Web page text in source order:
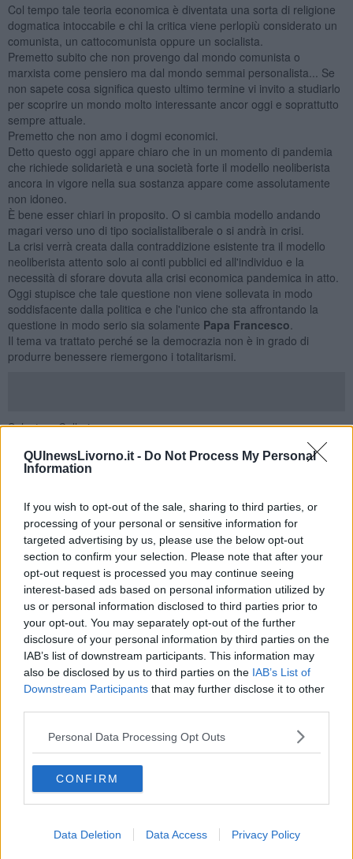
QUInewsLivorno.it - Do Not Process My Personal
Information
If you wish to opt-out of the sale, sharing to third parties, or
processing of your personal or sensitive information for
targeted advertising by us, please use the below opt-out
section to confirm your selection. Please note that after your
opt-out request is processed you may continue seeing
interest-based ads based on personal information utilized by
us or personal information disclosed to third parties prior to
your opt-out. You may separately opt-out of the further
disclosure of your personal information by third parties on the
IAB’s list of downstream participants. This information may
also be disclosed by us to third parties on the IAB’s List of
Downstream Participants that may further disclose it to other
Personal Data Processing Opt Outs
CONFIRM
Data Deletion Data Access Privacy Policy
Col tempo tale teoria economica è diventata una sorta di religione
dogmatica intoccabile e chi la critica viene perlopiù considerato un
comunista, un cattocomunista oppure un socialista.
Premetto subito che non provengo dal mondo comunista o
marxista come pensiero ma dal mondo semmai personalista... Se
non sapete cosa significa questo ultimo termine vi invito a studiarlo
per scoprire un mondo molto interessante ancor oggi e soprattutto
sempre attuale.
Premetto che non amo i dogmi economici.
Detto questo oggi appare chiaro che in un momento di pandemia
che richiede solidarietà e una società forte il modello neoliberista
ancora in vigore nella sua sostanza appare come assolutamente
non idoneo.
È bene esser chiari in proposito. O si cambia modello andando
magari verso uno di tipo socialistaliberale o si andrà in crisi.
La crisi verrà creata dalla contraddizione esistente tra il modello
neoliberista attento solo ai conti pubblici ed all'individuo e la
necessità di sforare dovuta alla crisi economica pandemica in atto.
Oggi stupisce che tale questione non viene sollevata in modo
soddisfacente dalla politica e che l'unico che sta affrontando la
questione in modo serio sia solamente Papa Francesco
Il tema va trattato perché se la democrazia non è in grado di
produrre benessere riemergono i totalitarismi.
Salvatore Calleri
Se vuoi leggere le notizie principali della Toscana iscriviti alla
Newsletter QUInews - ToscanaMedia.Arriva gratis tutti i giorni
alle 20:00 direttamente nella tua casella di posta.
Basta cliccareQUI
Ti potrebbe interessare anche:
Articoli dal Blog “Legalità e non solo” di Salvatore Calleri
Il “dopo” Matteo Messina Denaro
Vademecum antimafia per gli elettori
Toscana chiama Palermo
Serve un esercito europeo
Occorre potenziare il controllo del territorio
​Nuovi scenari narcos a Firenze?
Alla 'ndrangheta piace la Toscana
Siamo in una situazione di Red Alert
La "Dichiarazione di Vallombrosa"
Politicamente scorrevole